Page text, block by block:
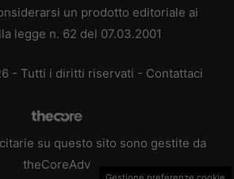
un prodotto editoriale ai
legge n. 62 del 07.03.2001
- Tutti i diritti riservati - Contattaci
su questo sito sono gestite da
theCoreAdv